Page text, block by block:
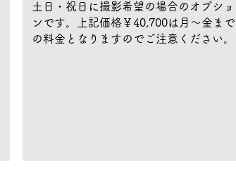
​ ​土日・祝日に撮影希望の場合のオプショ
ンです。上記価格￥40,700は月〜金まで
の料金となりますのでご注意ください。